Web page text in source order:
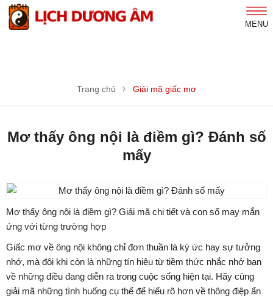
MENU
Trang chủ Giải mã giấc mơ
Mơ thấy ông nội là điềm gì? Đánh số
mấy
Mơ thấy ông nội là điềm gì? Giải mã chi tiết và con số may mắn
ứng với từng trường hợp
Giấc mơ về ông nội không chỉ đơn thuần là ký ức hay sự tưởng
nhớ, mà đôi khi còn là những tín hiệu từ tiềm thức nhắc nhở bạn
về những điều đang diễn ra trong cuộc sống hiện tại. Hãy cùng
giải mã những tình huống cụ thể để hiểu rõ hơn về thông điệp ẩn